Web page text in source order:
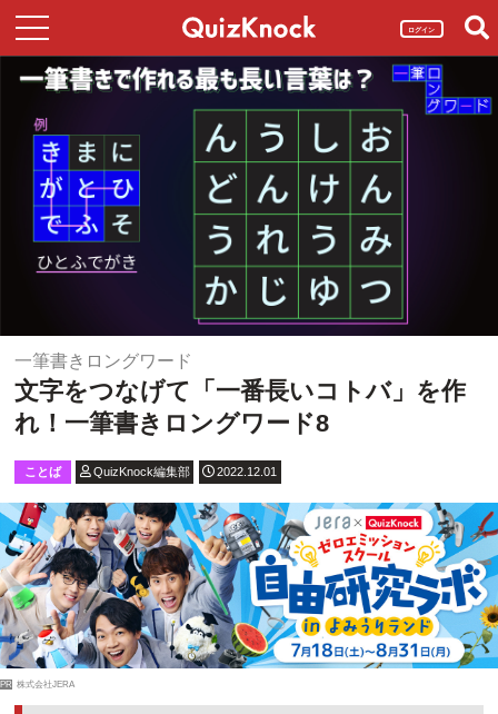
ログイン
一筆書きロングワード
文字をつなげて「一番長いコトバ」を作
れ！一筆書きロングワード8
ことば QuizKnock編集部 2022.12.01
PR 株式会社JERA